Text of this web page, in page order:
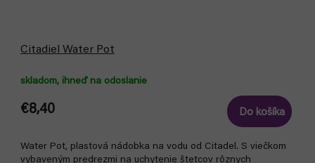
Citadiel Water Pot
skladom, ihneď na odoslanie
€8,40 Do košíka
Water Pot, plastová nádobka na vodu od Citadel. S viečkom
vybaveným predrezmi na uchytenie štetcov rôznych